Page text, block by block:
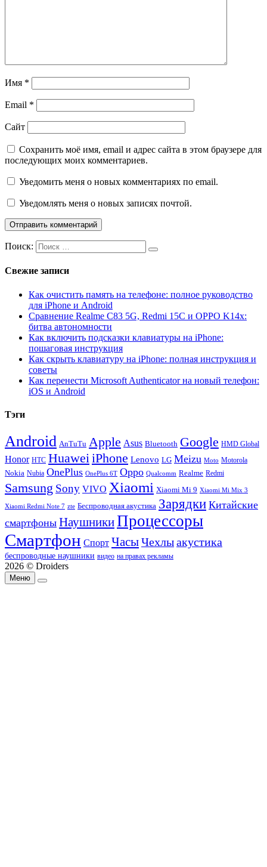
Имя *
Email *
Сайт
Сохранить моё имя, email и адрес сайта в этом браузере для
последующих моих комментариев.
Уведомить меня о новых комментариях по email.
Уведомлять меня о новых записях почтой.
Поиск:
Свежие записи
Как очистить память на телефоне: полное руководство
для iPhone и Android
Сравнение Realme C83 5G, Redmi 15C и OPPO K14x:
битва автономности
Как включить подсказки клавиатуры на iPhone:
пошаговая инструкция
Как скрыть клавиатуру на iPhone: полная инструкция и
советы
Как перенести Microsoft Authenticator на новый телефон:
iOS и Android
Тэги
Android AnTuTu Apple Asus Bluetooth Google HMD Global
Honor HTC HuaweiiPhone Lenovo LG Meizu Moto Motorola
Nokia Nubia OnePlus OnePlus 6T Oppo Qualcomm Realme Redmi
Samsung Sony VIVO Xiaomi Xiaomi Mi 9 Xiaomi Mi Mix 3
Xiaomi Redmi Note 7 zte Беспроводная акустика Зарядки Китайские
смартфоны НаушникиПроцессоры
Смартфон Спорт ЧасыЧехлыакустика
беспроводные наушники видео на правах рекламы
2026 © Droiders
Меню